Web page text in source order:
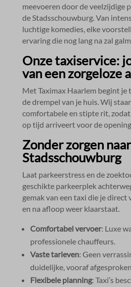
meevoeren door de veelzijdige
de Stadsschouwburg.​ Van
luchtige komedies, elke
ervaring die nog lang na zal
Onze taxiservice:
van een zorgeloze
Met Taximax Haarlem begint je
de drempel van je huis.​ Wij
comfortabele en stipte rit,
op tijd arriveert voor de
Zonder zorgen
Stadsschouwburg
Laat parkeerstress en de
geschikte parkeerplek
gemak van een taxi die je direct
en na afloop weer klaarstaat.​
Comfortabel vervoer: Luxe
professionele chauffeurs.​
Vaste tarieven: Geen
duidelijke, vooraf
Flexibele planning: Taxi’s